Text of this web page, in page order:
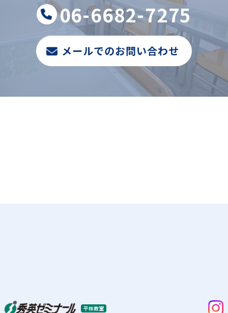
06-6682-7275
メールでのお問い合わせ
平林教室